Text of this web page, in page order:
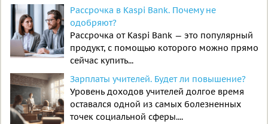
Рассрочка в Kaspi Bank. Почему не
одобряют?
Рассрочка от Kaspi Bank — это популярный
продукт, с помощью которого можно прямо
сейчас купить...
Зарплаты учителей. Будет ли повышение?
Уровень доходов учителей долгое время
оставался одной из самых болезненных
точек социальной сферы....